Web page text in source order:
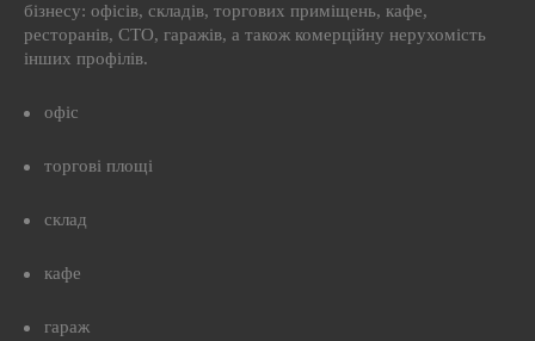
бізнесу: офісів, складів, торгових приміщень, кафе,
ресторанів, СТО, гаражів, а також комерційну нерухомість
інших профілів.
офіс
торгові площі
склад
кафе
гараж